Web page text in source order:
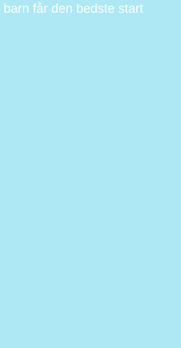
får den bedste start